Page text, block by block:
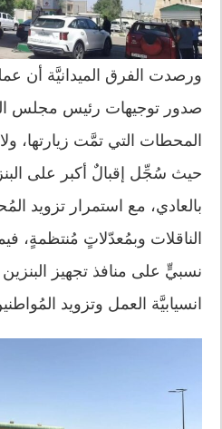
ورصدت الفرق الميدانيَّة أن
صدور توجيهات رئيس مجلس
المحطات التي تمَّت زيارتها،
حيث سُجِّل إقبالٌ أكبر على
بالعادي، مع استمرار تزويد
الناقلات وبمُعدّلاتٍ مُنتظمةٍ،
نسبيٍّ على منافذ تجهيز
انسيابيَّة العمل وتزويد